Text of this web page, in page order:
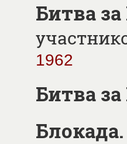
Битва
1962
Битва
Блокада.